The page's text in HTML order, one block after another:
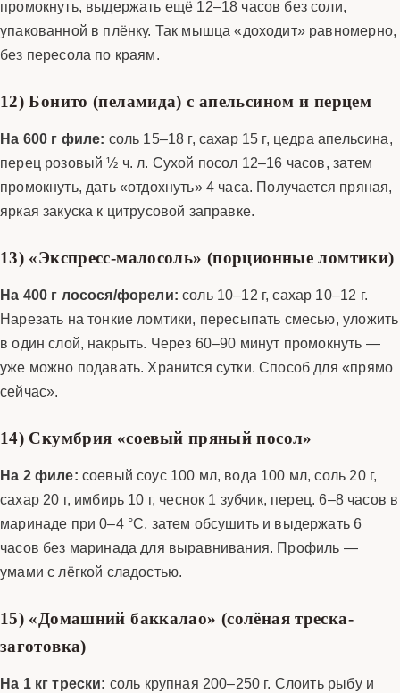
промокнуть, выдержать ещё 12–18 часов без соли,
упакованной в плёнку. Так мышца «доходит» равномерно,
без пересола по краям.
12) Бонито (пеламида) с апельсином и перцем
На 600 г филе: соль 15–18 г, сахар 15 г, цедра апельсина,
перец розовый ½ ч. л. Сухой посол 12–16 часов, затем
промокнуть, дать «отдохнуть» 4 часа. Получается пряная,
яркая закуска к цитрусовой заправке.
13) «Экспресс-малосоль» (порционные ломтики)
На 400 г лосося/форели: соль 10–12 г, сахар 10–12 г.
Нарезать на тонкие ломтики, пересыпать смесью, уложить
в один слой, накрыть. Через 60–90 минут промокнуть —
уже можно подавать. Хранится сутки. Способ для «прямо
сейчас».
14) Скумбрия «соевый пряный посол»
На 2 филе: соевый соус 100 мл, вода 100 мл, соль 20 г,
сахар 20 г, имбирь 10 г, чеснок 1 зубчик, перец. 6–8 часов в
маринаде при 0–4 °C, затем обсушить и выдержать 6
часов без маринада для выравнивания. Профиль —
умами с лёгкой сладостью.
15) «Домашний баккалао» (солёная треска-
заготовка)
На 1 кг трески: соль крупная 200–250 г. Слоить рыбу и